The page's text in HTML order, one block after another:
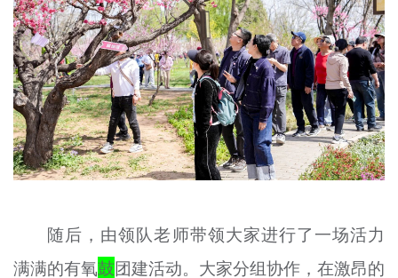
随后，由领队老师带领大家进行了一场活力
满满的有氧鼓团建活动。大家分组协作，在激昂的